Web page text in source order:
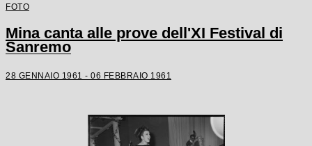
FOTO
Mina canta alle prove dell'XI Festival di
Sanremo
28 GENNAIO 1961 - 06 FEBBRAIO 1961